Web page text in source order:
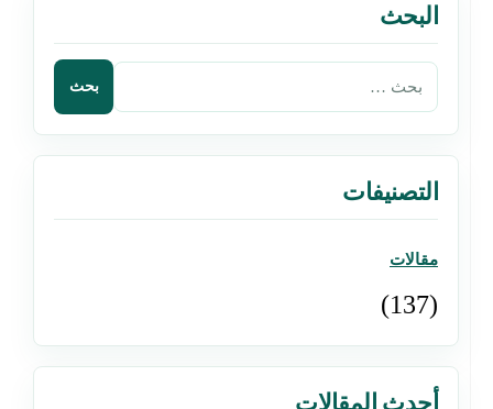
البحث
التصنيفات
مقالات
(137)
أحدث المقالات